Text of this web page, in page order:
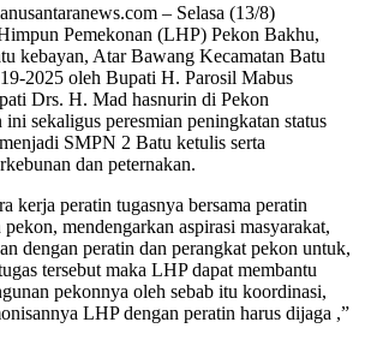
– Selasa (13/8)
Pemekonan (LHP) Pekon Bakhu,
kebayan, Atar Bawang Kecamatan Batu
2025 oleh Bupati H. Parosil Mabus
Drs. H. Mad hasnurin di Pekon
sekaligus peresmian peningkatan status
SMPN 2 Batu ketulis serta
dan peternakan.
kerja peratin tugasnya bersama peratin
mendengarkan aspirasi masyarakat,
dengan peratin dan perangkat pekon untuk,
tersebut maka LHP dapat membantu
pekonnya oleh sebab itu koordinasi,
LHP dengan peratin harus dijaga ,”